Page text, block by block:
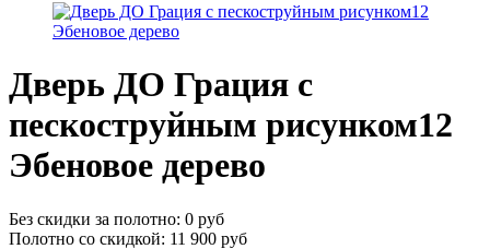
Дверь ДО Грация с
пескоструйным рисунком12
Эбеновое дерево
Без скидки за полотно: 0 руб
Полотно со скидкой: 11 900 руб